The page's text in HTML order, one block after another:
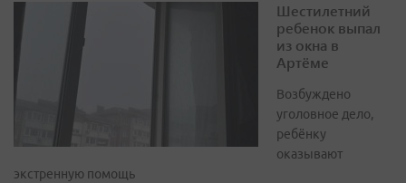
Шестилетний
ребенок выпал
из окна в
Артёме
Возбуждено
уголовное дело,
ребёнку
оказывают
экстренную помощь